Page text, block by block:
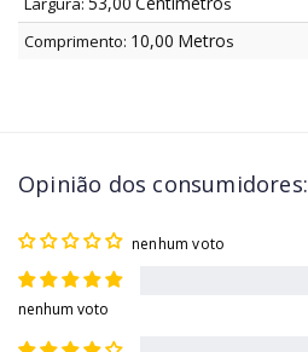
Comprimento: 10,00 Metros
Opinião dos consumidores:
nenhum voto
nenhum voto